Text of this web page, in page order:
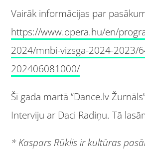
Vairāk informācijas par
https://www.opera.hu/en/
2024/mnbi-vizsga-2024-2023/
202406081000/
Šī gada martā “Dance.lv
Interviju ar Daci Radiņu. Tā
* Kaspars Rūklis ir kultūras